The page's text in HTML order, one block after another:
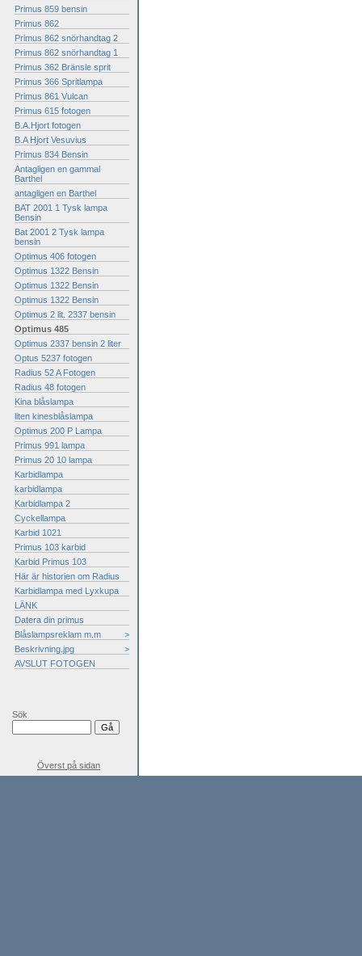
Primus 859 bensin
Primus 862
Primus 862 snörhandtag 2
Primus 862 snörhandtag 1
Primus 362 Bränsle sprit
Primus 366 Spritlampa
Primus 861 Vulcan
Primus 615 fotogen
B.A.Hjort fotogen
B.A Hjort Vesuvius
Primus 834 Bensin
Antagligen en gammal
Barthel
antagligen en Barthel
BAT 2001 1 Tysk lampa
Bensin
Bat 2001 2 Tysk lampa
bensin
Optimus 406 fotogen
Optimus 1322 Bensin
Optimus 1322 Bensin
Optimus 1322 Bensin
Optimus 2 lit. 2337 bensin
Optimus 485
Optimus 2337 bensin 2 liter
Optus 5237 fotogen
Radius 52 A Fotogen
Radius 48 fotogen
Kina blåslampa
liten kinesblåslampa
Optimus 200 P Lampa
Primus 991 lampa
Primus 20 10 lampa
Karbidlampa
karbidlampa
Karbidlampa 2
Cyckellampa
Karbid 1021
Primus 103 karbid
Karbid Primus 103
Här är historien om Radius
Karbidlampa med Lyxkupa
LÄNK
Datera din primus
Blåslampsreklam m.m
>
Beskrivning.jpg
>
AVSLUT FOTOGEN
Sök
Överst på sidan